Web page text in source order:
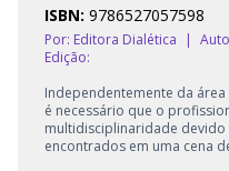
ISBN: 9786527057598
Por: Editora Dialética |
Edição:
Independentemente da
é necessário que o
multidisciplinaridade
encontrados em uma cena